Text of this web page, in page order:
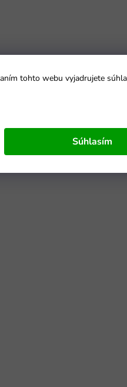
tohto webu vyjadrujete
Súhlasím